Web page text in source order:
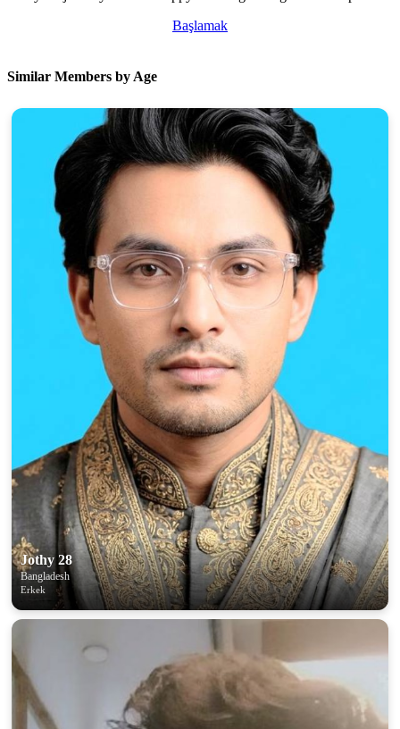
Başlamak
Similar Members by Age
Jothy 28
Bangladesh
Erkek